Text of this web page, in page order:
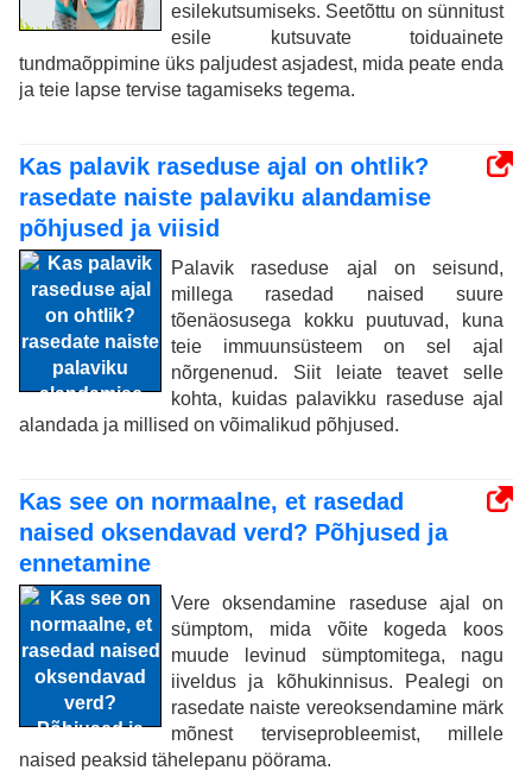
esilekutsumiseks. Seetõttu on sünnitust
esile kutsuvate toiduainete
tundmaõppimine üks paljudest asjadest, mida peate enda
ja teie lapse tervise tagamiseks tegema.
Kas palavik raseduse ajal on ohtlik?
rasedate naiste palaviku alandamise
põhjused ja viisid
Palavik raseduse ajal on seisund,
millega rasedad naised suure
tõenäosusega kokku puutuvad, kuna
teie immuunsüsteem on sel ajal
nõrgenenud. Siit leiate teavet selle
kohta, kuidas palavikku raseduse ajal
alandada ja millised on võimalikud põhjused.
Kas see on normaalne, et rasedad
naised oksendavad verd? Põhjused ja
ennetamine
Vere oksendamine raseduse ajal on
sümptom, mida võite kogeda koos
muude levinud sümptomitega, nagu
iiveldus ja kõhukinnisus. Pealegi on
rasedate naiste vereoksendamine märk
mõnest terviseprobleemist, millele
naised peaksid tähelepanu pöörama.